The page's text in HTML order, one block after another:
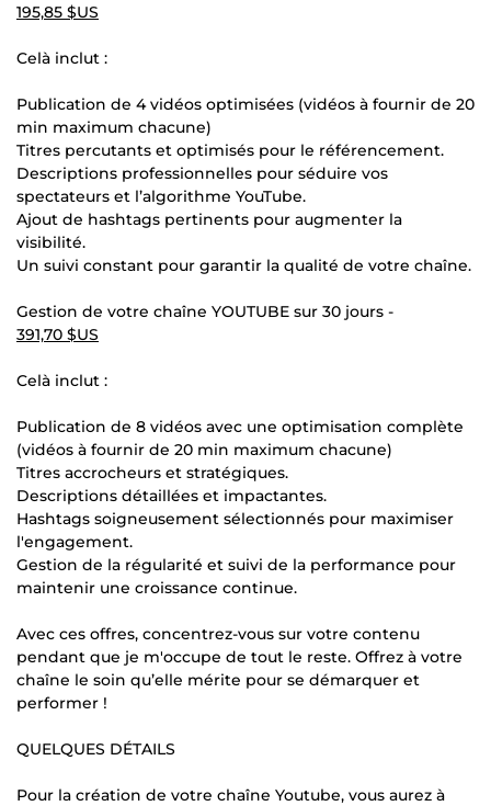
195,85 $US
Celà inclut :
Publication de 4 vidéos optimisées (vidéos à fournir de 20
min maximum chacune)
Titres percutants et optimisés pour le référencement.
Descriptions professionnelles pour séduire vos
spectateurs et l’algorithme YouTube.
Ajout de hashtags pertinents pour augmenter la
visibilité.
Un suivi constant pour garantir la qualité de votre chaîne.
Gestion de votre chaîne YOUTUBE sur 30 jours -
391,70 $US
Celà inclut :
Publication de 8 vidéos avec une optimisation complète
(vidéos à fournir de 20 min maximum chacune)
Titres accrocheurs et stratégiques.
Descriptions détaillées et impactantes.
Hashtags soigneusement sélectionnés pour maximiser
l'engagement.
Gestion de la régularité et suivi de la performance pour
maintenir une croissance continue.
Avec ces offres, concentrez-vous sur votre contenu
pendant que je m'occupe de tout le reste. Offrez à votre
chaîne le soin qu’elle mérite pour se démarquer et
performer !
QUELQUES DÉTAILS
Pour la création de votre chaîne Youtube, vous aurez à